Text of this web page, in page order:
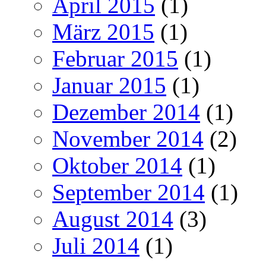
März 2015 (1)
Februar 2015 (1)
Januar 2015 (1)
Dezember 2014 (1)
November 2014 (2)
Oktober 2014 (1)
September 2014 (1)
August 2014 (3)
Juli 2014 (1)